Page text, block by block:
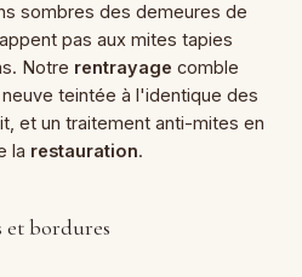
sombres des demeures de
pas aux mites tapies
Notre rentrayage comble
teintée à l'identique des
et un traitement anti-mites en
la restauration.
et bordures